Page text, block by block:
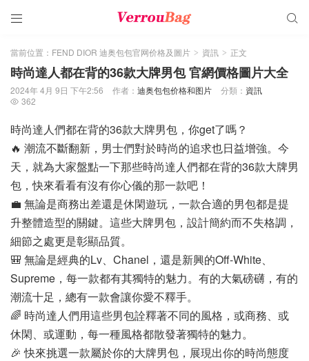
 
當前位置： FEND DIOR 迪奥包包官网价格及圖片 > 資訊 > 正文
時尚達人都在背的36款大牌男包 官網價格圖片大全
2024年 4月 9日 下午2:56 作者： 迪奥包包价格和图片 分類： 資訊
 362
時尚達人們都在背的36款大牌男包，你get了嗎？
🔥 潮流不斷翻新，男士們對於時尚的追求也日益增強。今
天，就為大家盤點一下那些時尚達人們都在背的36款大牌男
包，快來看看有沒有你心儀的那一款吧！
💼 無論是商務出差還是休閑遊玩，一款合適的男包都是提
升整體造型的關鍵。這些大牌男包，設計簡約而不失格調，
細節之處更是彰顯品質。
🎒 無論是經典的Lv、Chanel，還是新興的Off-White、
Supreme，每一款都有其獨特的魅力。有的大氣磅礴，有的
潮流十足，總有一款會讓你愛不釋手。
🌈 時尚達人們用這些男包詮釋著不同的風格，或商務、或
休閑、或運動，每一種風格都散發著獨特的魅力。
🎉 快來挑選一款屬於你的大牌男包，展現出你的時尚態度